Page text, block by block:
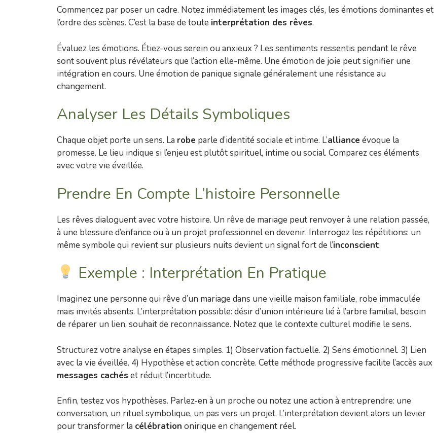
Commencez par poser un cadre. Notez immédiatement les images clés, les émotions dominantes et
l’ordre des scènes. C’est la base de toute interprétation des rêves.
Évaluez les émotions. Étiez-vous serein ou anxieux ? Les sentiments ressentis pendant le rêve
sont souvent plus révélateurs que l’action elle-même. Une émotion de joie peut signifier une
intégration en cours. Une émotion de panique signale généralement une résistance au
changement.
Analyser Les Détails Symboliques
Chaque objet porte un sens. La robe parle d’identité sociale et intime. L’alliance évoque la
promesse. Le lieu indique si l’enjeu est plutôt spirituel, intime ou social. Comparez ces éléments
avec votre vie éveillée.
Prendre En Compte L’histoire Personnelle
Les rêves dialoguent avec votre histoire. Un rêve de mariage peut renvoyer à une relation passée,
à une blessure d’enfance ou à un projet professionnel en devenir. Interrogez les répétitions: un
même symbole qui revient sur plusieurs nuits devient un signal fort de l’inconscient.
Exemple : Interprétation En Pratique
Imaginez une personne qui rêve d’un mariage dans une vieille maison familiale, robe immaculée
mais invités absents. L’interprétation possible: désir d’union intérieure lié à l’arbre familial, besoin
de réparer un lien, souhait de reconnaissance. Notez que le contexte culturel modifie le sens.
Structurez votre analyse en étapes simples. 1) Observation factuelle. 2) Sens émotionnel. 3) Lien
avec la vie éveillée. 4) Hypothèse et action concrète. Cette méthode progressive facilite l’accès aux
messages cachés et réduit l’incertitude.
Enfin, testez vos hypothèses. Parlez-en à un proche ou notez une action à entreprendre: une
conversation, un rituel symbolique, un pas vers un projet. L’interprétation devient alors un levier
pour transformer la célébration onirique en changement réel.